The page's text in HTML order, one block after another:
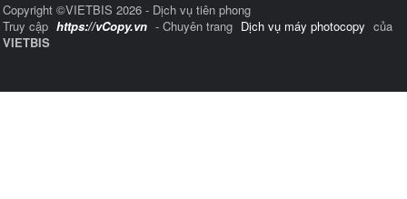
Copyright ©VIETBIS 2026 - Dịch vụ tiên phong
Truy cập https://vCopy.vn - Chuyên trang Dịch vụ máy photocopy của
VIETBIS